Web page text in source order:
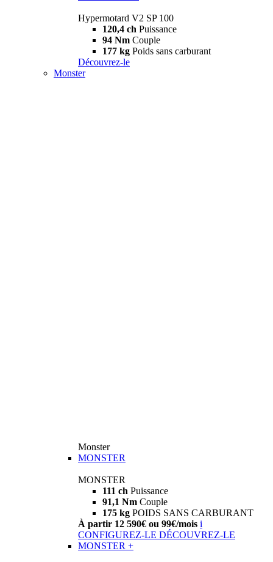
Hypermotard V2 SP 100
120,4 ch Puissance
94 Nm Couple
177 kg Poids sans carburant
Découvrez-le
Monster
Monster
MONSTER
MONSTER
111 ch Puissance
91,1 Nm Couple
175 kg POIDS SANS CARBURANT
À partir 12 590€ ou 99€/mois i
CONFIGUREZ-LE DÉCOUVREZ-LE
MONSTER +